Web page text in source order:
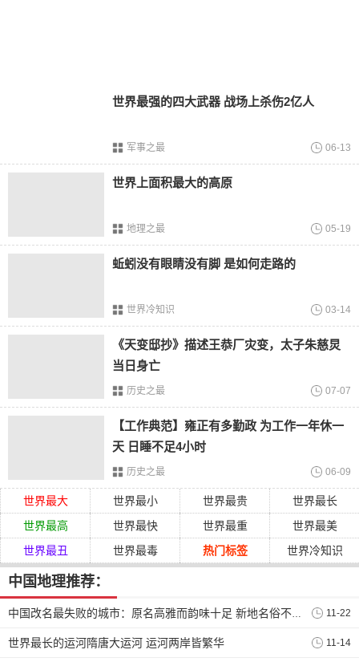
二、中国改名最失败的城市
中国有许多地方本来听起来很好听，但经过改名后，它们读
。汝南改名为驻马店（改名者肯定喜欢马），
（爱吃包子）；幽州变为保定，兰陵变为枣庄（爱吃枣），
庐州变为合肥，长安变为西安（猜不透原因）；云中更名为
托克托，宣武区和崇文区分别更名为西城区和东城区。
金陵更名为南京，广陵变为扬州，当涂更名为马鞍山，郧阳
更名为十堰，襄阳更名为襄樊，武陵更名为常德，张垣变为
张家口，浔阳更名为九江；朝歌变成淇县，陈仓和凤翔变成
宝鸡，沙洲变成张家港。
在中国改名的城市中，黄山市是改名最失败的一个。黄山市
世界最强的四大武器 战场上杀伤2亿人
军事之最 06-13
世界上面积最大的高原
地理之最 05-19
蚯蚓没有眼睛没有脚 是如何走路的
世界冷知识 03-14
《天变邸抄》描述王恭厂灾变，太子朱慈炅
当日身亡
历史之最 07-07
【工作典范】雍正有多勤政 为工作一年休一
天 日睡不足4小时
历史之最 06-09
世界最大 世界最小 世界最贵
世界最长
世界最高
世界最快 世界最重
世界最美
世界最丑
世界最毒 热门标签 世界冷知识
中国地理推荐：
中国改名最失败的城市：原名高雅而韵味十足 新地名俗不可耐 11-22
世界最长的运河隋唐大运河 运河两岸皆繁华 11-14